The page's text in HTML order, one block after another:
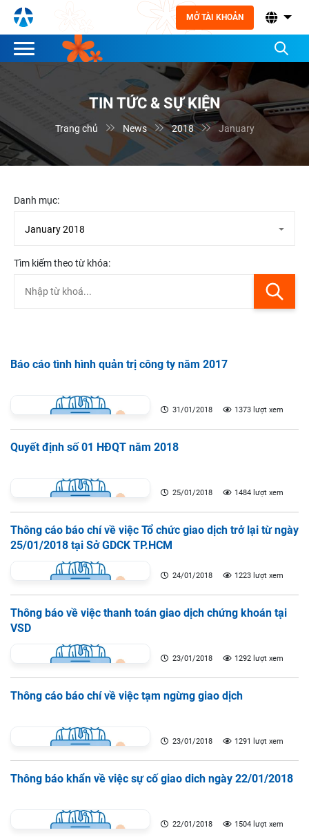
MỞ TÀI KHOẢN
TIN TỨC & SỰ KIỆN
Trang chủ  News  2018  January
Danh mục:
Tìm kiếm theo từ khóa:
Báo cáo tình hình quản trị công ty năm 2017
31/01/2018 1373 lượt xem
Quyết định số 01 HĐQT năm 2018
25/01/2018 1484 lượt xem
Thông cáo báo chí về việc Tổ chức giao dịch trở lại từ ngày
25/01/2018 tại Sở GDCK TP.HCM
24/01/2018 1223 lượt xem
Thông báo về việc thanh toán giao dịch chứng khoán tại
VSD
23/01/2018 1292 lượt xem
Thông cáo báo chí về việc tạm ngừng giao dịch
23/01/2018 1291 lượt xem
Thông báo khẩn về việc sự cố giao dich ngày 22/01/2018
22/01/2018 1504 lượt xem